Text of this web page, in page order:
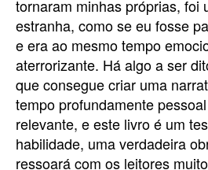
tornaram minhas próprias, foi
estranha, como se eu fosse
e era ao mesmo tempo
aterrorizante. Há algo a ser
que consegue criar uma
tempo profundamente
relevante, e este livro é um
habilidade, uma verdadeira
ressoará com os leitores